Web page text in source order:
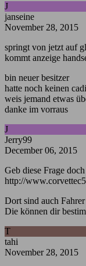
J
janseine
November 28, 2015
springt von jetzt auf
kommt anzeige
bin neuer besitzer
hatte noch keinen
weis jemand etwas
danke im vorraus
J
Jerry99
December 06, 2015
Geb diese Frage
http://
Dort sind auch
Die können dir
T
tahi
November 28, 2015